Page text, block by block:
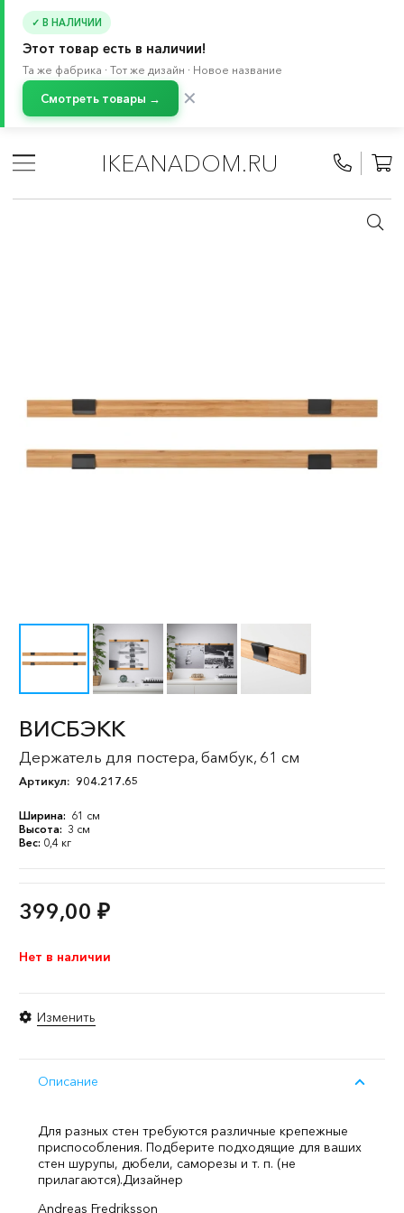
✓ В НАЛИЧИИ
Этот товар есть в наличии!
Та же фабрика · Тот же дизайн · Новое название
Смотреть товары → ✕
IKEANADOM.RU
/
Рамы для фотографий и картин
ВИСБЭКК
Держатель для постера, бамбук, 61 см
Артикул: 904.217.65
Ширина: 61 см
Высота: 3 см
Вес: 0,4 кг
399,00 ₽
Нет в наличии
Изменить
Описание
Для разных стен требуются различные крепежные
приспособления. Подберите подходящие для ваших
стен шурупы, дюбели, саморезы и т. п. (не
прилагаются).Дизайнер
Andreas Fredriksson